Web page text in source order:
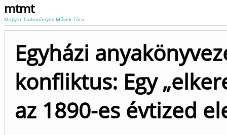
mtmt
Magyar Tudományos Művek Tára
Egyházi
konfliktus: Egy
az 1890-es évtized